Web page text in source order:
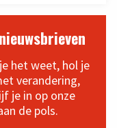
het weet, hol je
verandering,
je in op onze
de pols.